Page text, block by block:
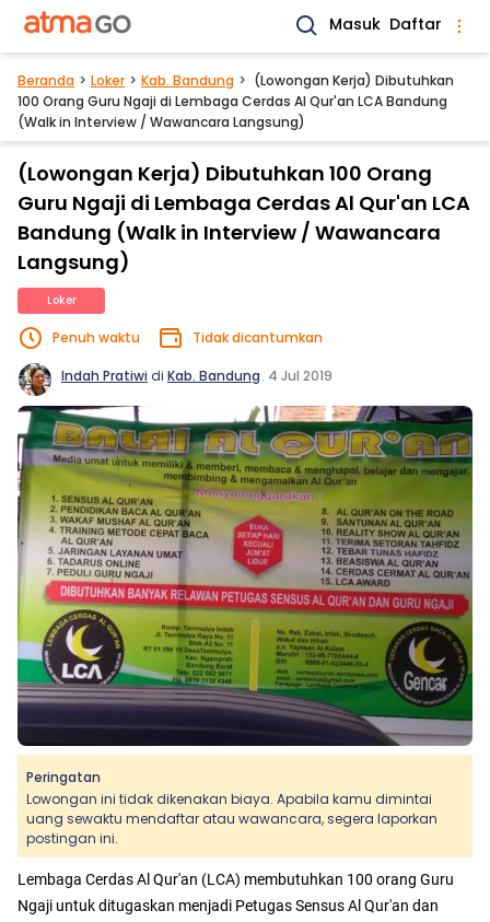
Masuk Daftar
Beranda Loker Kab. Bandung
(Lowongan Kerja) Dibutuhkan
100 Orang Guru Ngaji di Lembaga Cerdas Al Qur'an LCA Bandung
(Walk in Interview / Wawancara Langsung)
(Lowongan Kerja) Dibutuhkan 100 Orang
Guru Ngaji di Lembaga Cerdas Al Qur'an LCA
Bandung (Walk in Interview / Wawancara
Langsung)
Loker
Penuh waktu Tidak dicantumkan
Indah Pratiwidi Kab. Bandung. 4 Jul 2019
Peringatan
Lowongan ini tidak dikenakan biaya. Apabila kamu dimintai
uang sewaktu mendaftar atau wawancara, segera laporkan
postingan ini.
Lembaga Cerdas Al Qur'an (LCA) membutuhkan 100 orang Guru
Ngaji untuk ditugaskan menjadi Petugas Sensus Al Qur'an dan